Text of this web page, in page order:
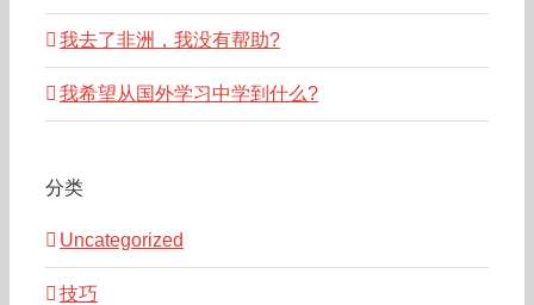
我去了非洲，我没有帮助?
我希望从国外学习中学到什么?
分类
Uncategorized
技巧